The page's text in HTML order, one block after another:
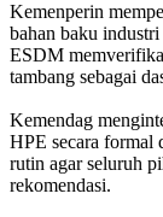
Kemenperin
bahan baku
ESDM
tambang sebagai
Kemendag
HPE secara formal
rutin agar seluruh
rekomendasi.